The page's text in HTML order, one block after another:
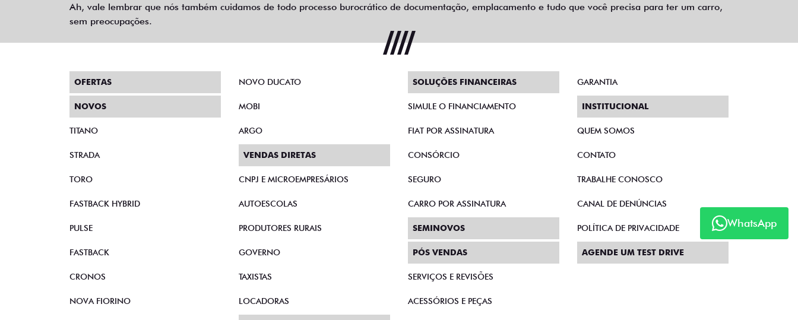
Ah, vale lembrar que nós também cuidamos de todo processo burocrático de documentação, emplacamento e tudo que você precisa para ter um carro,
sem preocupações.
WhatsApp
OFERTAS
NOVOS
TITANO
STRADA
TORO
FASTBACK HYBRID
PULSE
FASTBACK
CRONOS
NOVA FIORINO
NOVO DUCATO
MOBI
ARGO
VENDAS DIRETAS
CNPJ E MICROEMPRESÁRIOS
AUTOESCOLAS
PRODUTORES RURAIS
GOVERNO
TAXISTAS
LOCADORAS
SOLUÇÕES FINANCEIRAS
SIMULE O FINANCIAMENTO
FIAT POR ASSINATURA
CONSÓRCIO
SEGURO
CARRO POR ASSINATURA
SEMINOVOS
PÓS VENDAS
SERVIÇOS E REVISÕES
ACESSÓRIOS E PEÇAS
GARANTIA
INSTITUCIONAL
QUEM SOMOS
CONTATO
TRABALHE CONOSCO
CANAL DE DENÚNCIAS
POLÍTICA DE PRIVACIDADE
AGENDE UM TEST DRIVE